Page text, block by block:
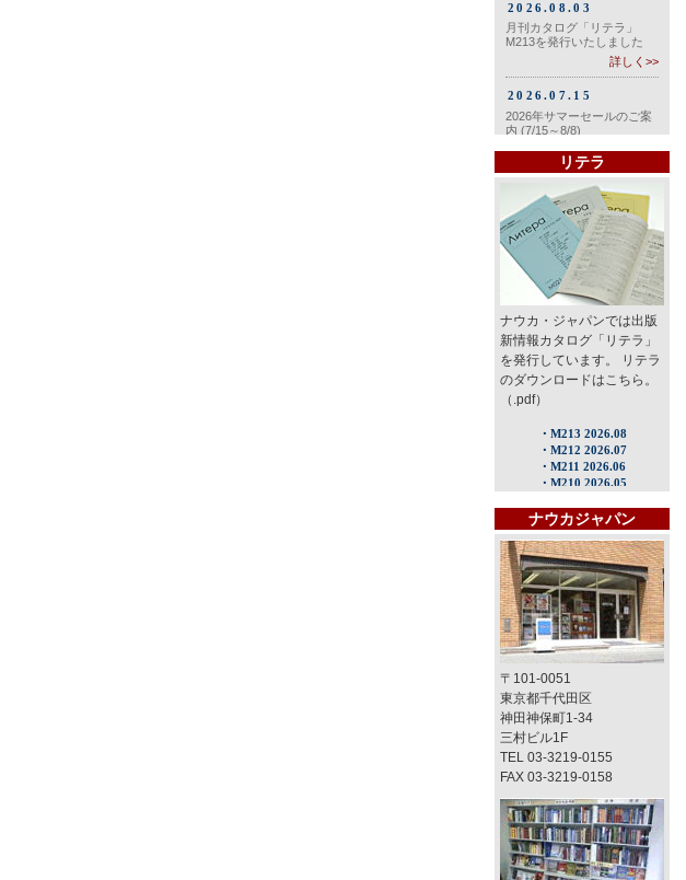
リテラ
ナウカ・ジャパンでは出版
新情報カタログ「リテラ」
を発行しています。 リテラ
のダウンロードはこちら。
（.pdf）
ナウカジャパン
〒101-0051
東京都千代田区
神田神保町1-34
三村ビル1F
TEL 03-3219-0155
FAX 03-3219-0158